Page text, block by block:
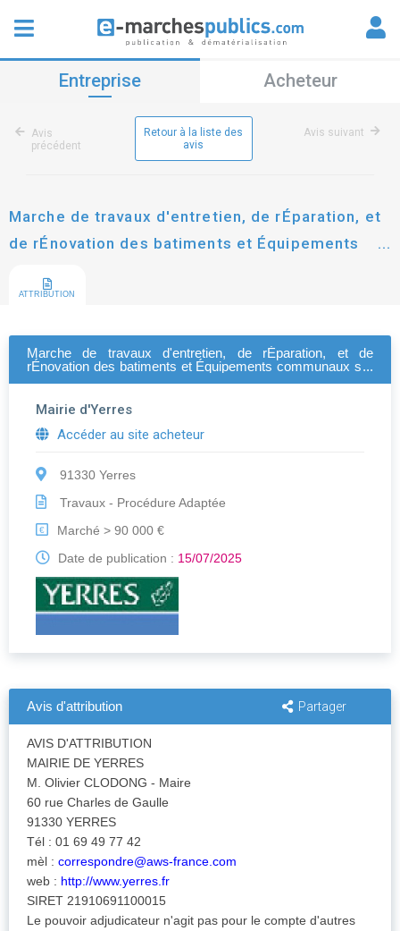
Entreprise Acheteur
Avis
précédent
Retour à la liste des
avis
Avis suivant
Marche de travaux d'entretien, de rÉparation, et
de rÉnovation des batiments et Équipements
ATTRIBUTION
Marche de travaux d'entretien, de rÉparation, et de
rÉnovation des batiments et Équipements communaux sur
Mairie d'Yerres
Accéder au site acheteur
91330 Yerres
Travaux - Procédure Adaptée
€
Marché > 90 000 €
Date de publication : 15/07/2025
Avis d'attribution Partager
AVIS D'ATTRIBUTION
MAIRIE DE YERRES
M. Olivier CLODONG - Maire
60 rue Charles de Gaulle
91330 YERRES
Tél : 01 69 49 77 42
mèl : correspondre@aws-france.com
web : http://www.yerres.fr
SIRET 21910691100015
Le pouvoir adjudicateur n'agit pas pour le compte d'autres